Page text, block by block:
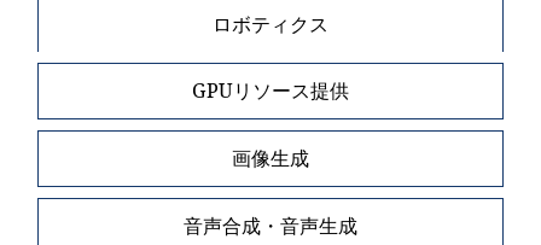
ロボティクス
GPUリソース提供
画像生成
音声合成・音声生成